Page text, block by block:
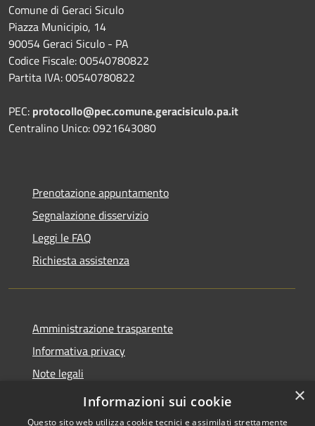
Comune di Geraci Siculo
Piazza Municipio, 14
90054 Geraci Siculo - PA
Codice Fiscale: 00540780822
Partita IVA: 00540780822
PEC: protocollo@pec.comune.geracisiculo.pa.it
Centralino Unico: 0921643080
Prenotazione appuntamento
Segnalazione disservizio
Leggi le FAQ
Richiesta assistenza
Amministrazione trasparente
Informativa privacy
Note legali
Dichiarazione di accessibilità
×
Informazioni sui cookie
Questo sito web utilizza cookie tecnici e assimilati strettamente